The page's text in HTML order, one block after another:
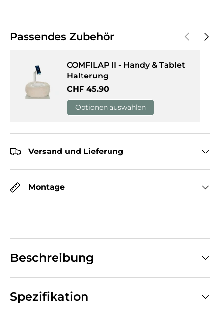
Passendes Zubehör Vorherige
COMFILAP II - Handy & Tablet
Halterung
Normaler Preis
CHF 45.90
Optionen auswählen
Versand und Lieferung
Montage
Beschreibung
Spezifikation